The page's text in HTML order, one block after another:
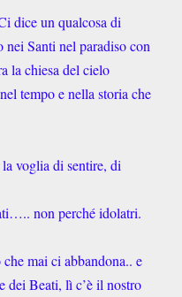
dice un qualcosa di
Santi nel paradiso con
la chiesa del cielo
tempo e nella storia che
voglia di sentire, di
non perché idolatri.
mai ci abbandona.. e
dei Beati, lì c’è il nostro